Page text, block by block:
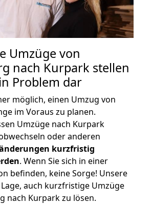
Umzüge von
nach Kurpark stellen
Problem dar
möglich, einen Umzug von
im Voraus zu planen.
Umzüge nach Kurpark
oder anderen
kurzfristig
. Wenn Sie sich in einer
befinden, keine Sorge! Unsere
auch kurzfristige Umzüge
nach Kurpark zu lösen.